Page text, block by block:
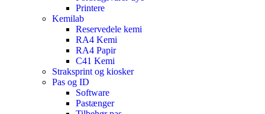
Printere
Kemilab
Reservedele kemi
RA4 Kemi
RA4 Papir
C41 Kemi
Straksprint og kiosker
Pas og ID
Software
Pastænger